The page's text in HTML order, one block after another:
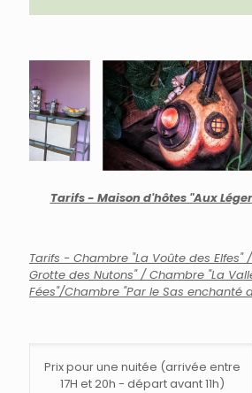
Tarifs - Maison d'hôtes "Aux
Tarifs - Chambre "La Voûte des Elfes"
Grotte des Nutons" / Chambre "La
Fées"/Chambre "Par le Sas enchanté
Prix pour une nuitée (arrivée entre
17H et 20h - départ avant 11h)